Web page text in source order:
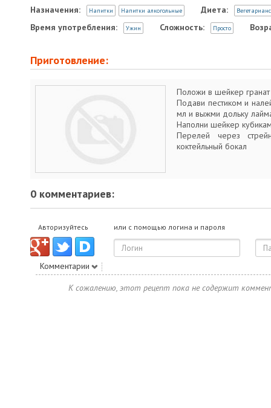
Назначения: Напитки Напитки алкогольные Диета:
Время употребления: Ужин Сложность: Просто
Приготовление:
Положи в шейкер
Подави пестиком и
мл и выжми дольку
Наполни шейкер
Перелей через
коктейльный бокал
0 комментариев:
Авторизуйтесь или с помощью логина и пароля
Комментарии
К сожалению, этот рецепт пока не содержит